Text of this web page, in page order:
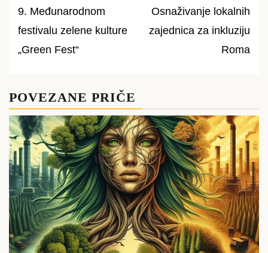
Post
navigation
9. Međunarodnom
festivalu zelene kulture
„Green Fest“
Osnaživanje lokalnih
zajednica za inkluziju
Roma
POVEZANE PRIČE